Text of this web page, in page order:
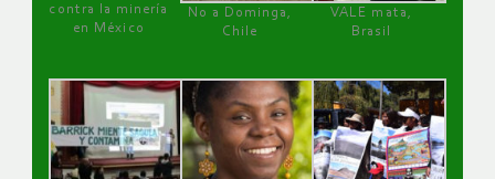
contra la minería
en México
No a Dominga,
Chile
VALE mata,
Brasil